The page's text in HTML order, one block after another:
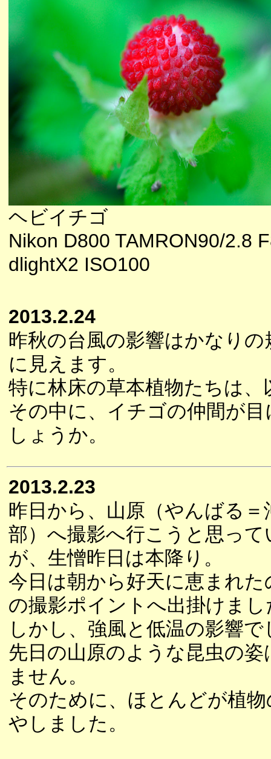
ヘビイチゴ
Nikon D800 TAMRON90/2.8
dlightX2 ISO100
2013.2.24
昨秋の台風の影響はかなり
に見えます。
特に林床の草本植物たちは
その中に、イチゴの仲間が
しょうか。
2013.2.23
昨日から、山原（やんばる＝
部）へ撮影へ行こうと思っ
が、生憎昨日は本降り。
今日は朝から好天に恵まれた
の撮影ポイントへ出掛けまし
しかし、強風と低温の影響
先日の山原のような昆虫の姿
ません。
そのために、ほとんどが植
やしました。